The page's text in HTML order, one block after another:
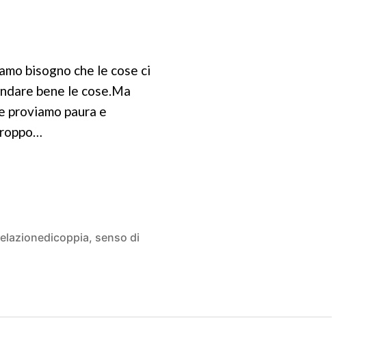
bisogno che le cose ci
bene le cose.Ma
proviamo paura e
, senso di